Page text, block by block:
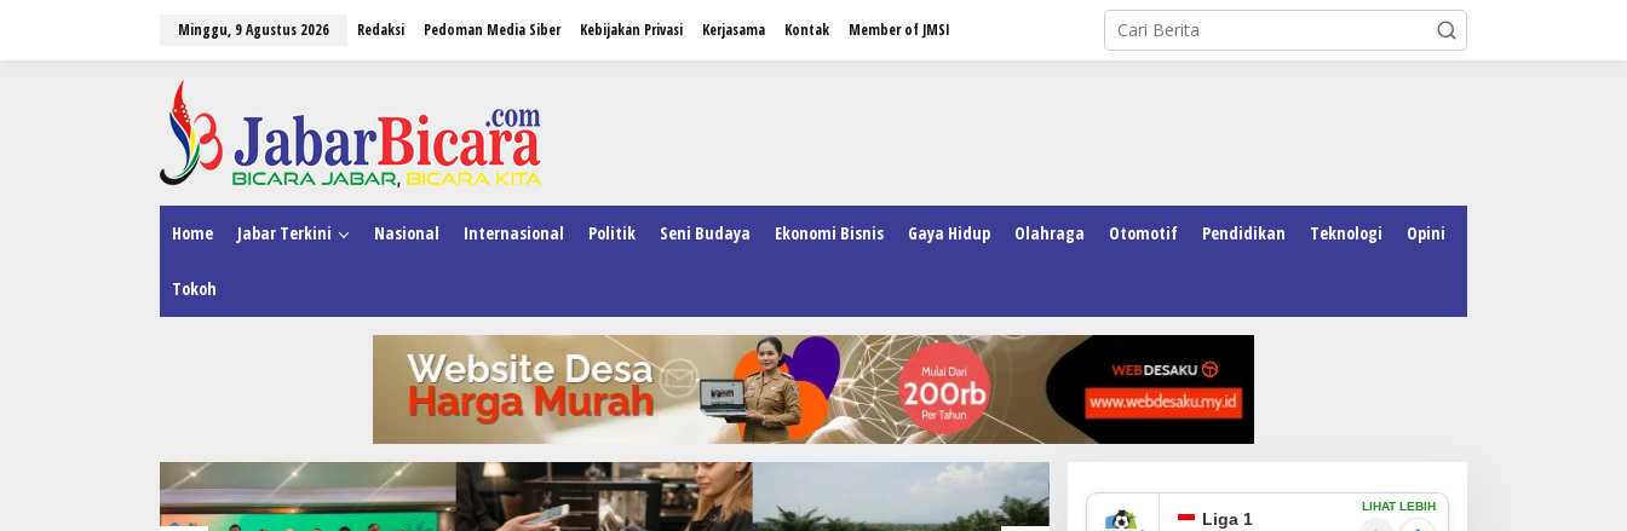
Minggu, 9 Agustus 2026 Redaksi Pedoman Media Siber Kebijakan Privasi Kerjasama Kontak Member of JMSI
Home Jabar Terkini Nasional Internasional Politik Seni Budaya Ekonomi Bisnis Gaya Hidup Olahraga Otomotif Pendidikan Teknologi Opini
Tokoh
Liga 1
LIHAT LEBIH